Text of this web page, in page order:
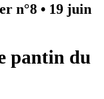
n°8 • 19 juin
pantin du